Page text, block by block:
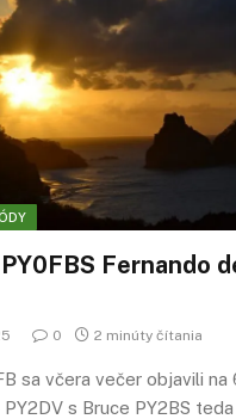
Fernando
0 2 minúty čítania
sa včera večer objavili na
s Bruce PY2BS